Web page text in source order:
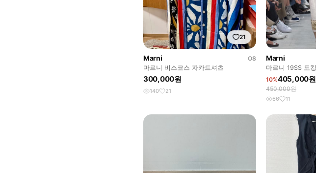
21
Marni
OS
마르니 비스코스 자카드셔츠
300,000원
140 21
Marni
마르니 19SS 도
10%405,000원
450,000원
66 11